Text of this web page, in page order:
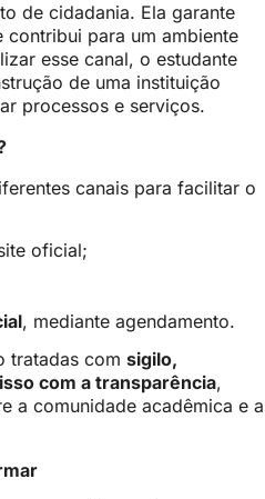
de cidadania. Ela garante
para um ambiente
esse canal, o estudante
de uma instituição
processos e serviços.
canais para facilitar o
oficial;
, mediante agendamento.
tratadas com sigilo,
com a transparência,
a comunidade acadêmica e a